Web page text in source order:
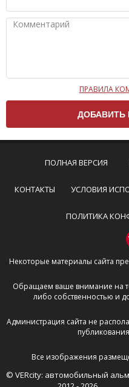
Комментарий
Чтобы ваш комментарий
вам нужно
Комментарий не
эмоциональных
Не стоит
Пожалуйста, не
призывы к
направленные на
межнациональной
пожалейте наших
очень славные
Не пишите
буквами.
Не копируйте
важно именно
Не размещайте
И запаситесь
публикуются только
отзыв может появиться
ПРАВИЛА
ПОЛНАЯ ВЕРСИЯ
КОНТАКТЫ УСЛОВИЯ
ПОЛИТИКА
Некоторые материалы сайта
Обращаем ваше внимание на
либо собственностью и
Администрация сайта не
Все изображения
© VERcity: автомобильный